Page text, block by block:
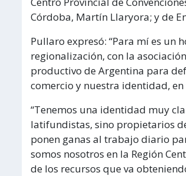
Córdoba, Martín Llaryora; y de
Pullaro expresó: “Para mí es un
regionalización, con la
productivo de Argentina para
comercio y nuestra identidad,
“Tenemos una identidad muy
latifundistas, sino propietarios
ponen ganas al trabajo diario
somos nosotros en la Región
de los recursos que va